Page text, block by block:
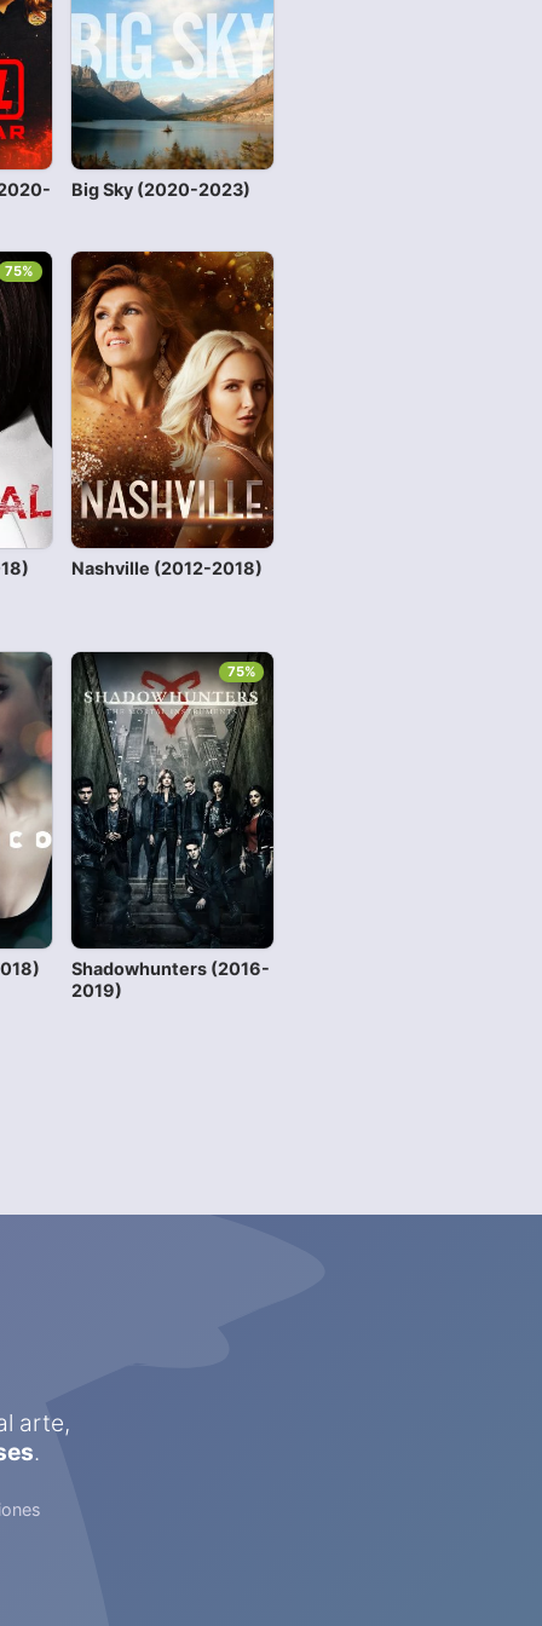
Big Sky (2020-2023)
75%
Nashville (2012-2018)
Shadowhunters (2016-
2019)
75%
arte,
.